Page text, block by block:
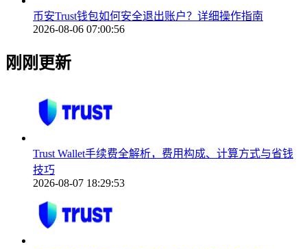
币安Trust钱包如何安全退出账户？详细操作指南
2026-08-06 07:00:56
刚刚更新
Trust Wallet手续费全解析，费用构成、计算方式与省钱
技巧
2026-08-07 18:29:53